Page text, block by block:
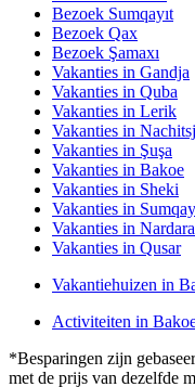
Bezoek Sumqayıt
Bezoek Qax
Bezoek Şamaxı
Vakanties in Gandja
Vakanties in Quba
Vakanties in Lerik
Vakanties in
Vakanties in Şuşa
Vakanties in Bakoe
Vakanties in Sheki
Vakanties in
Vakanties in
Vakanties in Qusar
Vakantiehuizen in
Activiteiten in
*Besparingen zijn
met de prijs van dezelfde